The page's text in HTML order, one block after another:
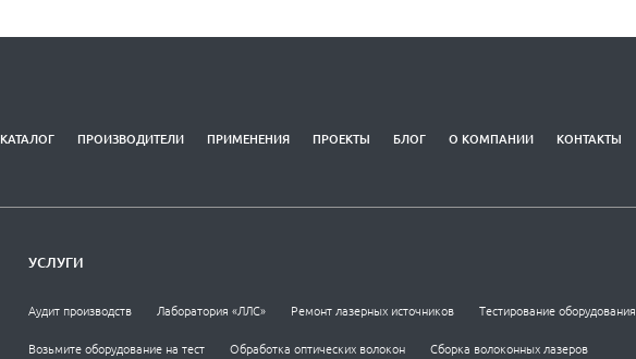
КАТАЛОГ ПРОИЗВОДИТЕЛИ ПРИМЕНЕНИЯ ПРОЕКТЫ БЛОГ О КОМПАНИИ КОНТАКТЫ
УСЛУГИ
Аудит производств Лаборатория «ЛЛС» Ремонт лазерных источников Тестирование оборудования
Возьмите оборудование на тест Обработка оптических волокон Сборка волоконных лазеров